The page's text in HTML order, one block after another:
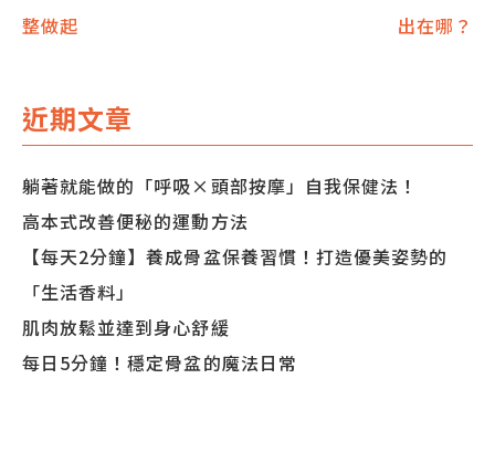
章
覽
整做起
出在哪？
近期文章
躺著就能做的「呼吸×頭部按摩」自我保健法！
高本式改善便秘的運動方法
【每天2分鐘】養成骨盆保養習慣！打造優美姿勢的
「生活香料」
肌肉放鬆並達到身心舒緩
每日5分鐘！穩定骨盆的魔法日常